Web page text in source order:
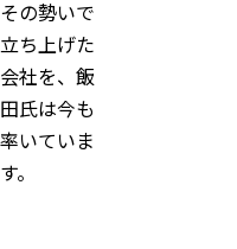
その勢いで
立ち上げた
会社を、飯
田氏は今も
率いていま
す。